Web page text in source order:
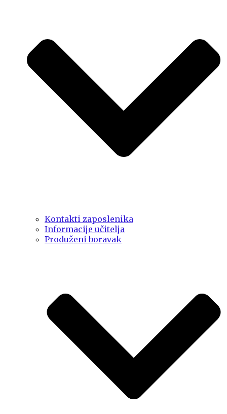
Kontakti zaposlenika
Informacije učitelja
Produženi boravak